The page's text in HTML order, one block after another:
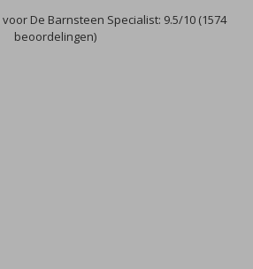
voor De Barnsteen Specialist: 9.5/10 (1574
beoordelingen)